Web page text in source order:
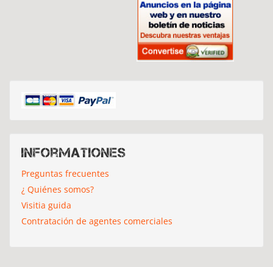
Informationes
Preguntas frecuentes
¿ Quiénes somos?
Visitia guida
Contratación de agentes comerciales